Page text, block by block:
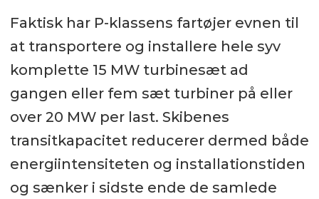
Faktisk har P-klassens fartøjer evnen til
at transportere og installere hele syv
komplette 15 MW turbinesæt ad
gangen eller fem sæt turbiner på eller
over 20 MW per last. Skibenes
transitkapacitet reducerer dermed både
energiintensiteten og installationstiden
og sænker i sidste ende de samlede